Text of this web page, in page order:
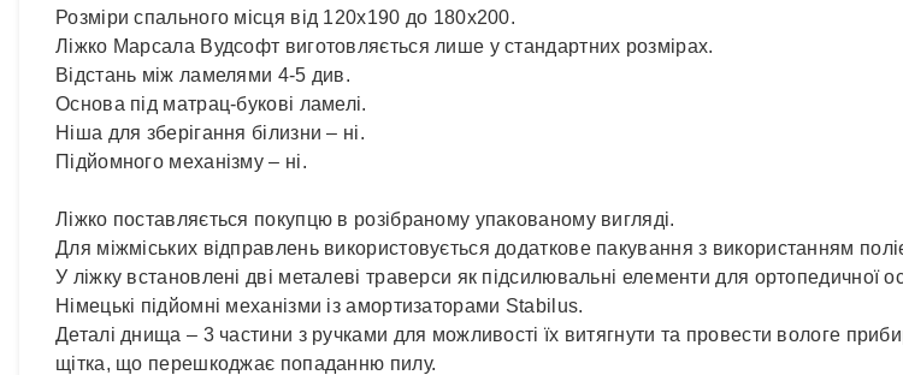
Розміри спального місця від 120х190 до 180х200.
Ліжко Марсала Вудсофт виготовляється лише у стандартних розмірах.
Відстань між ламелями 4-5 див.
Основа під матрац-букові ламелі.
Ніша для зберігання білизни – ні.
Підйомного механізму – ні.
Ліжко поставляється покупцю в розібраному упакованому вигляді.
Для міжміських відправлень використовується додаткове пакування з використанням
У ліжку встановлені дві металеві траверси як підсилювальні елементи для ортопедичної
Німецькі підйомні механізми із амортизаторами Stabilus.
Деталі днища – 3 частини з ручками для можливості їх витягнути та провести вологе
щітка, що перешкоджає попаданню пилу.